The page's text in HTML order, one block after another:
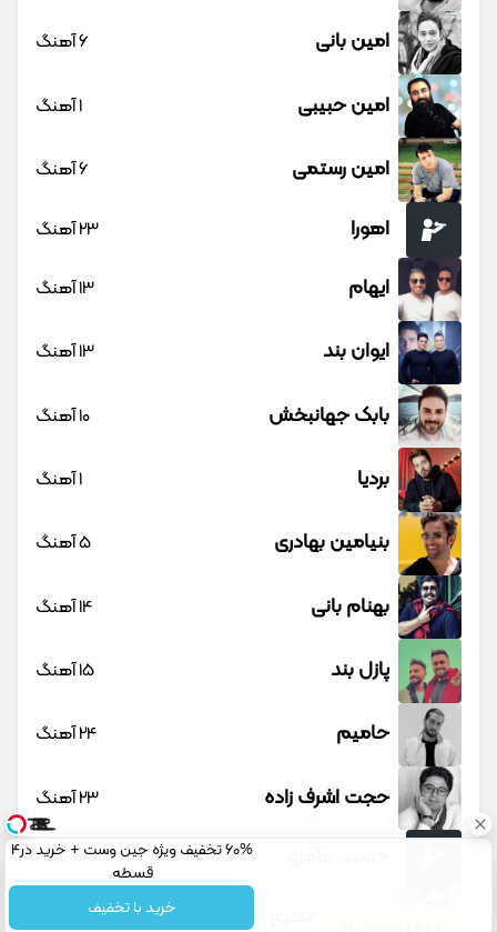
امین بانی 6 آهنگ
امین حبیبی 1 آهنگ
امین رستمی 6 آهنگ
اهورا 23 آهنگ
ایهام 13 آهنگ
ایوان بند 13 آهنگ
بابک جهانبخش 10 آهنگ
بردیا 1 آهنگ
بنیامین بهادری 5 آهنگ
بهنام بانی 14 آهنگ
پازل بند 15 آهنگ
حامیم 24 آهنگ
حجت اشرف زاده 23 آهنگ
12 آهنگ
60% تخفیف ویژه جین وست + خرید در4
قسطه
خرید با تخفیف